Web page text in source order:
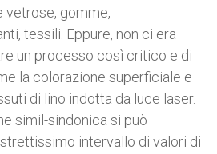
vetrose, gomme,
tessili. Eppure, non ci era
un processo così critico e di
la colorazione superficiale e
di lino indotta da luce laser.
simil-sindonica si può
intervallo di valori di